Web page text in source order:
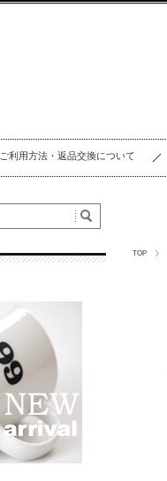
ご利用方法・返品交換について
TOP